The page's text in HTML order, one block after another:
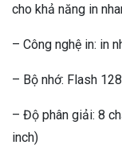
cho khả năng in
– Công nghệ in: in
– Bộ nhớ: Flash
– Độ phân giải: 8
inch)